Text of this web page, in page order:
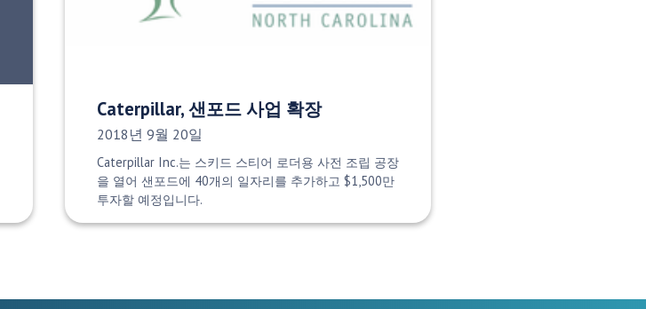
Caterpillar, 샌포드 사업 확장
게시 날짜:
2018년 9월 20일
Caterpillar Inc.는 스키드 스티어 로더용 사전 조립 공장
을 열어 샌포드에 40개의 일자리를 추가하고 $1,500만
투자할 예정입니다.